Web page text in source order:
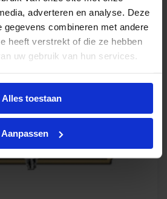
adverteren en analyse. Deze
gegevens combineren met andere
heeft verstrekt of die ze hebben
uw gebruik van hun services.
Alles toestaan
Aanpassen